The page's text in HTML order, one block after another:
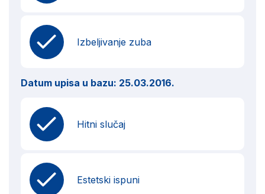
Izbeljivanje zuba
Datum upisa u bazu: 25.03.2016.
Hitni slučaj
Estetski ispuni